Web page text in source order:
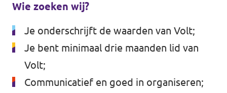
Wie zoeken wij?
Je onderschrijft de waarden van Volt;
Je bent minimaal drie maanden lid van
Volt;
Communicatief en goed in organiseren;